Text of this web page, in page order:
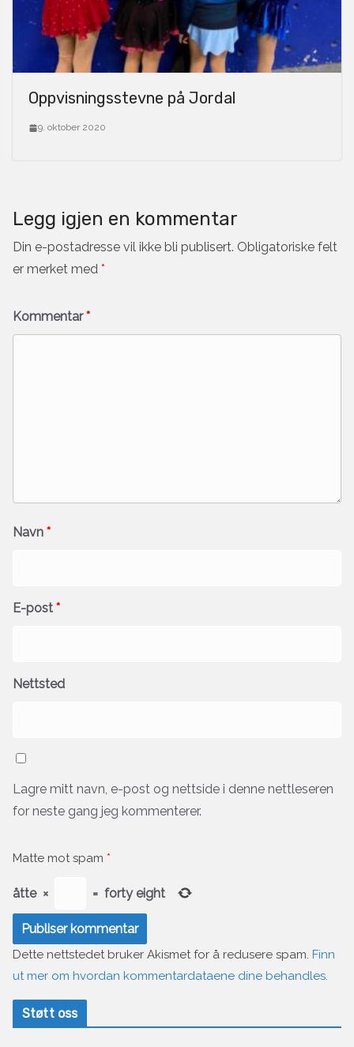
Oppvisningsstevne på Jordal
9. oktober 2020
Legg igjen en kommentar
Din e-postadresse vil ikke bli publisert. Obligatoriske felt
er merket med *
Kommentar*
Navn *
E-post *
Nettsted
Lagre mitt navn, e-post og nettside i denne nettleseren
for neste gang jeg kommenterer.
Matte mot spam *
åtte × = forty eight
Dette nettstedet bruker Akismet for å redusere spam. Finn
ut mer om hvordan kommentardataene dine behandles.
Støtt oss